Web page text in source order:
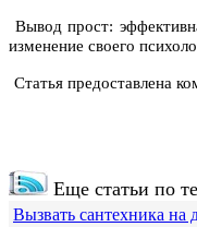
Вывод прост:
изменение своего
Статья предоставлена
Еще статьи по
Вызвать сантехника на